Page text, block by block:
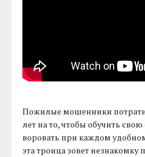
Пожилые мошенники
лет на то, чтобы обучить
воровать при каждом
эта троица зовет незнакомку